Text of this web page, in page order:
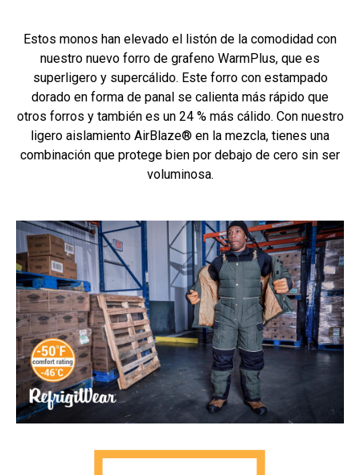
Estos monos han elevado el listón de la comodidad con
nuestro nuevo forro de grafeno WarmPlus, que es
superligero y supercálido. Este forro con estampado
dorado en forma de panal se calienta más rápido que
otros forros y también es un 24 % más cálido. Con nuestro
ligero aislamiento AirBlaze® en la mezcla, tienes una
combinación que protege bien por debajo de cero sin ser
voluminosa.